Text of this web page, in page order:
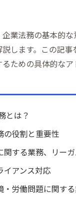
企業法務の基本的
します。この記
ための具体的なア
とは？
の役割と重要性
関する業務、リー
イアンス対応
・労働問題に関す